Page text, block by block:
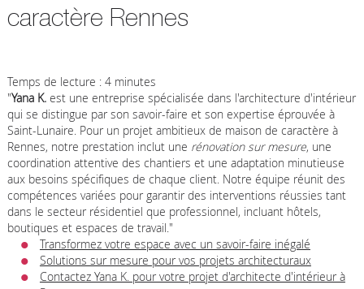
caractère Rennes
Temps de lecture : 4 minutes
"Yana K.est une entreprise spécialisée dans l'architecture d'intérieur
qui se distingue par son savoir-faire et son expertise éprouvée à
Saint-Lunaire. Pour un projet ambitieux de maison de caractère à
Rennes, notre prestation inclut une rénovation sur mesure, une
coordination attentive des chantiers et une adaptation minutieuse
aux besoins spécifiques de chaque client. Notre équipe réunit des
compétences variées pour garantir des interventions réussies tant
dans le secteur résidentiel que professionnel, incluant hôtels,
boutiques et espaces de travail."
Transformez votre espace avec un savoir-faire inégalé
Solutions sur mesure pour vos projets architecturaux
Contactez Yana K. pour votre projet d'architecte d'intérieur à